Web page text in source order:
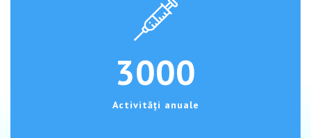
3000
Activități anuale